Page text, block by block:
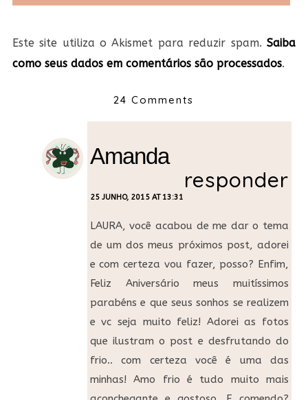
Este site utiliza o Akismet para reduzir spam.Saiba
como seus dados em comentários são processados.
24 Comments
Amanda
25 JUNHO, 2015 AT 13:31
responder
LAURA, você acabou de me dar o tema
de um dos meus próximos post, adorei
e com certeza vou fazer, posso? Enfim,
Feliz Aniversário meus muitíssimos
parabéns e que seus sonhos se realizem
e vc seja muito feliz! Adorei as fotos
que ilustram o post e desfrutando do
frio.. com certeza você é uma das
minhas! Amo frio é tudo muito mais